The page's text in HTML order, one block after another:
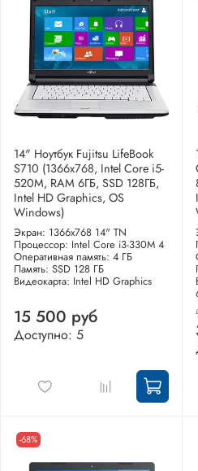
14" Ноутбук Fujitsu LifeBook
S710 (1366x768, Intel Core i5-
520M, RAM 6ГБ, SSD 128ГБ,
Intel HD Graphics, OS
Windows)
Экран: 1366x768 14" TN
Процессор: Intel Core i3-330M 4
Оперативная память: 4 ГБ
Память: SSD 128 ГБ
Видеокарта: Intel HD Graphics
15 500 руб
Доступно: 5
-68%